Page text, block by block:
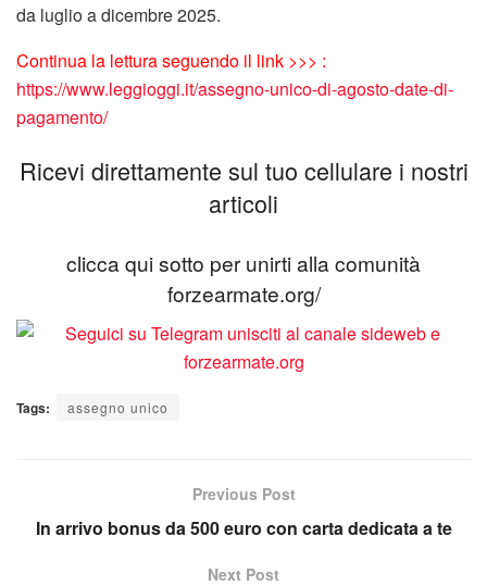
da luglio a dicembre 2025.
Continua la lettura seguendo il link >>> :
https://www.leggioggi.it/assegno-unico-di-agosto-date-di-
pagamento/
Ricevi direttamente sul tuo cellulare i nostri
articoli
clicca qui sotto per unirti alla comunità
forzearmate.org/
Tags: assegno unico
Previous Post
In arrivo bonus da 500 euro con carta dedicata a te
Next Post